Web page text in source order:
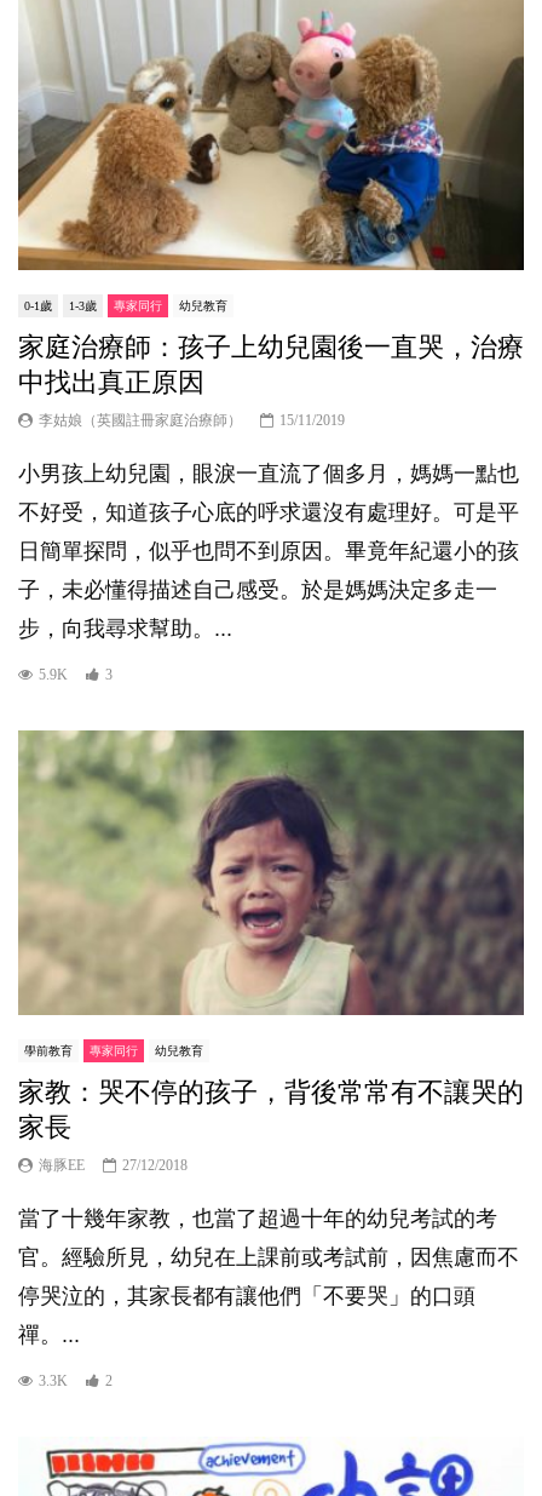
0-1歲 1-3歲 專家同行 幼兒教育
家庭治療師：孩子上幼兒園後一直哭，治療
中找出真正原因
李姑娘（英國註冊家庭治療師） 15/11/2019
小男孩上幼兒園，眼淚一直流了個多月，媽媽一點也
不好受，知道孩子心底的呼求還沒有處理好。可是平
日簡單探問，似乎也問不到原因。畢竟年紀還小的孩
子，未必懂得描述自己感受。於是媽媽決定多走一
步，向我尋求幫助。...
5.9K 3
學前教育 專家同行 幼兒教育
家教：哭不停的孩子，背後常常有不讓哭的
家長
海豚EE 27/12/2018
當了十幾年家教，也當了超過十年的幼兒考試的考
官。經驗所見，幼兒在上課前或考試前，因焦慮而不
停哭泣的，其家長都有讓他們「不要哭」的口頭
禪。...
3.3K 2